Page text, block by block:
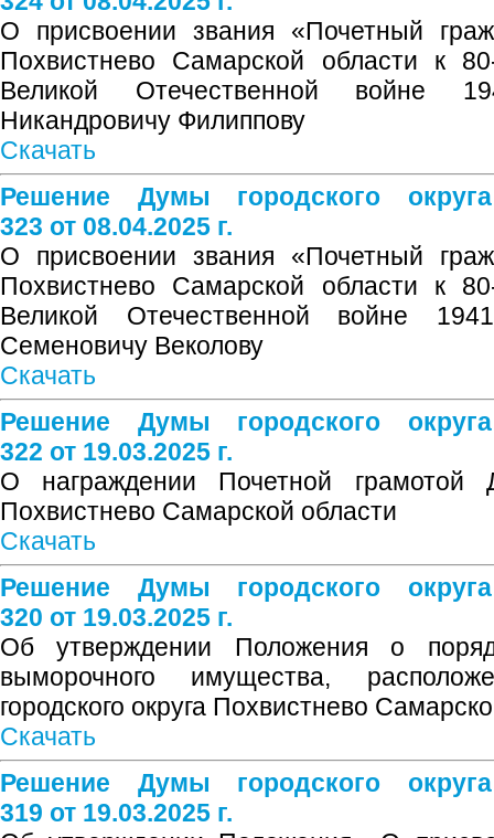
О присвоении звания «Почетный
Похвистнево Самарской области к
Великой Отечественной войне
Никандровичу Филиппову
Скачать
Решение Думы городского
323 от 08.04.2025 г.
О присвоении звания «Почетный
Похвистнево Самарской области к
Великой Отечественной войне
Семеновичу Веколову
Скачать
Решение Думы городского
322 от 19.03.2025 г.
О награждении Почетной грамотой
Похвистнево Самарской области
Скачать
Решение Думы городского
320 от 19.03.2025 г.
Об утверждении Положения о
выморочного имущества,
городского округа Похвистнево
Скачать
Решение Думы городского
319 от 19.03.2025 г.